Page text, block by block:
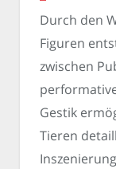
Durch den
Figuren
zwischen
Gestik
Tieren